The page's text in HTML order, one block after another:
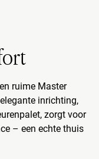
ruime Master
inrichting,
zorgt voor
– een echte thuis